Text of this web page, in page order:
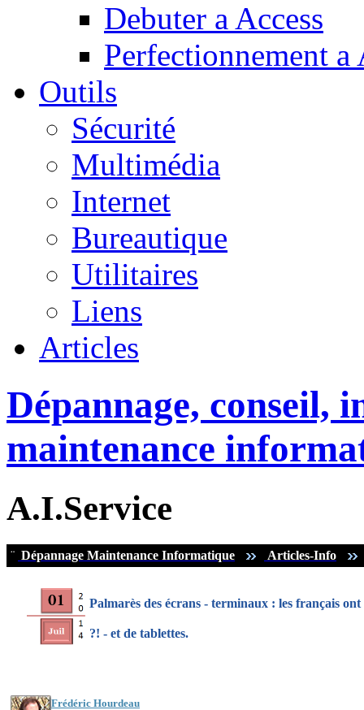
Debuter a Access
Perfectionnement a
Outils
Sécurité
Multimédia
Internet
Bureautique
Utilitaires
Liens
Articles
Dépannage, conseil,
maintenance
A.I.Service
¨ Dépannage Maintenance Informatique Articles-Info
Palmarès des écrans - terminaux : les français
?! - et de tablettes.
Frédéric Hourdeau